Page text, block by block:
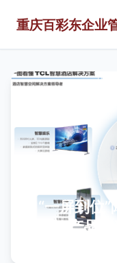
重庆百彩东企业
“一屏到位
DTA产品